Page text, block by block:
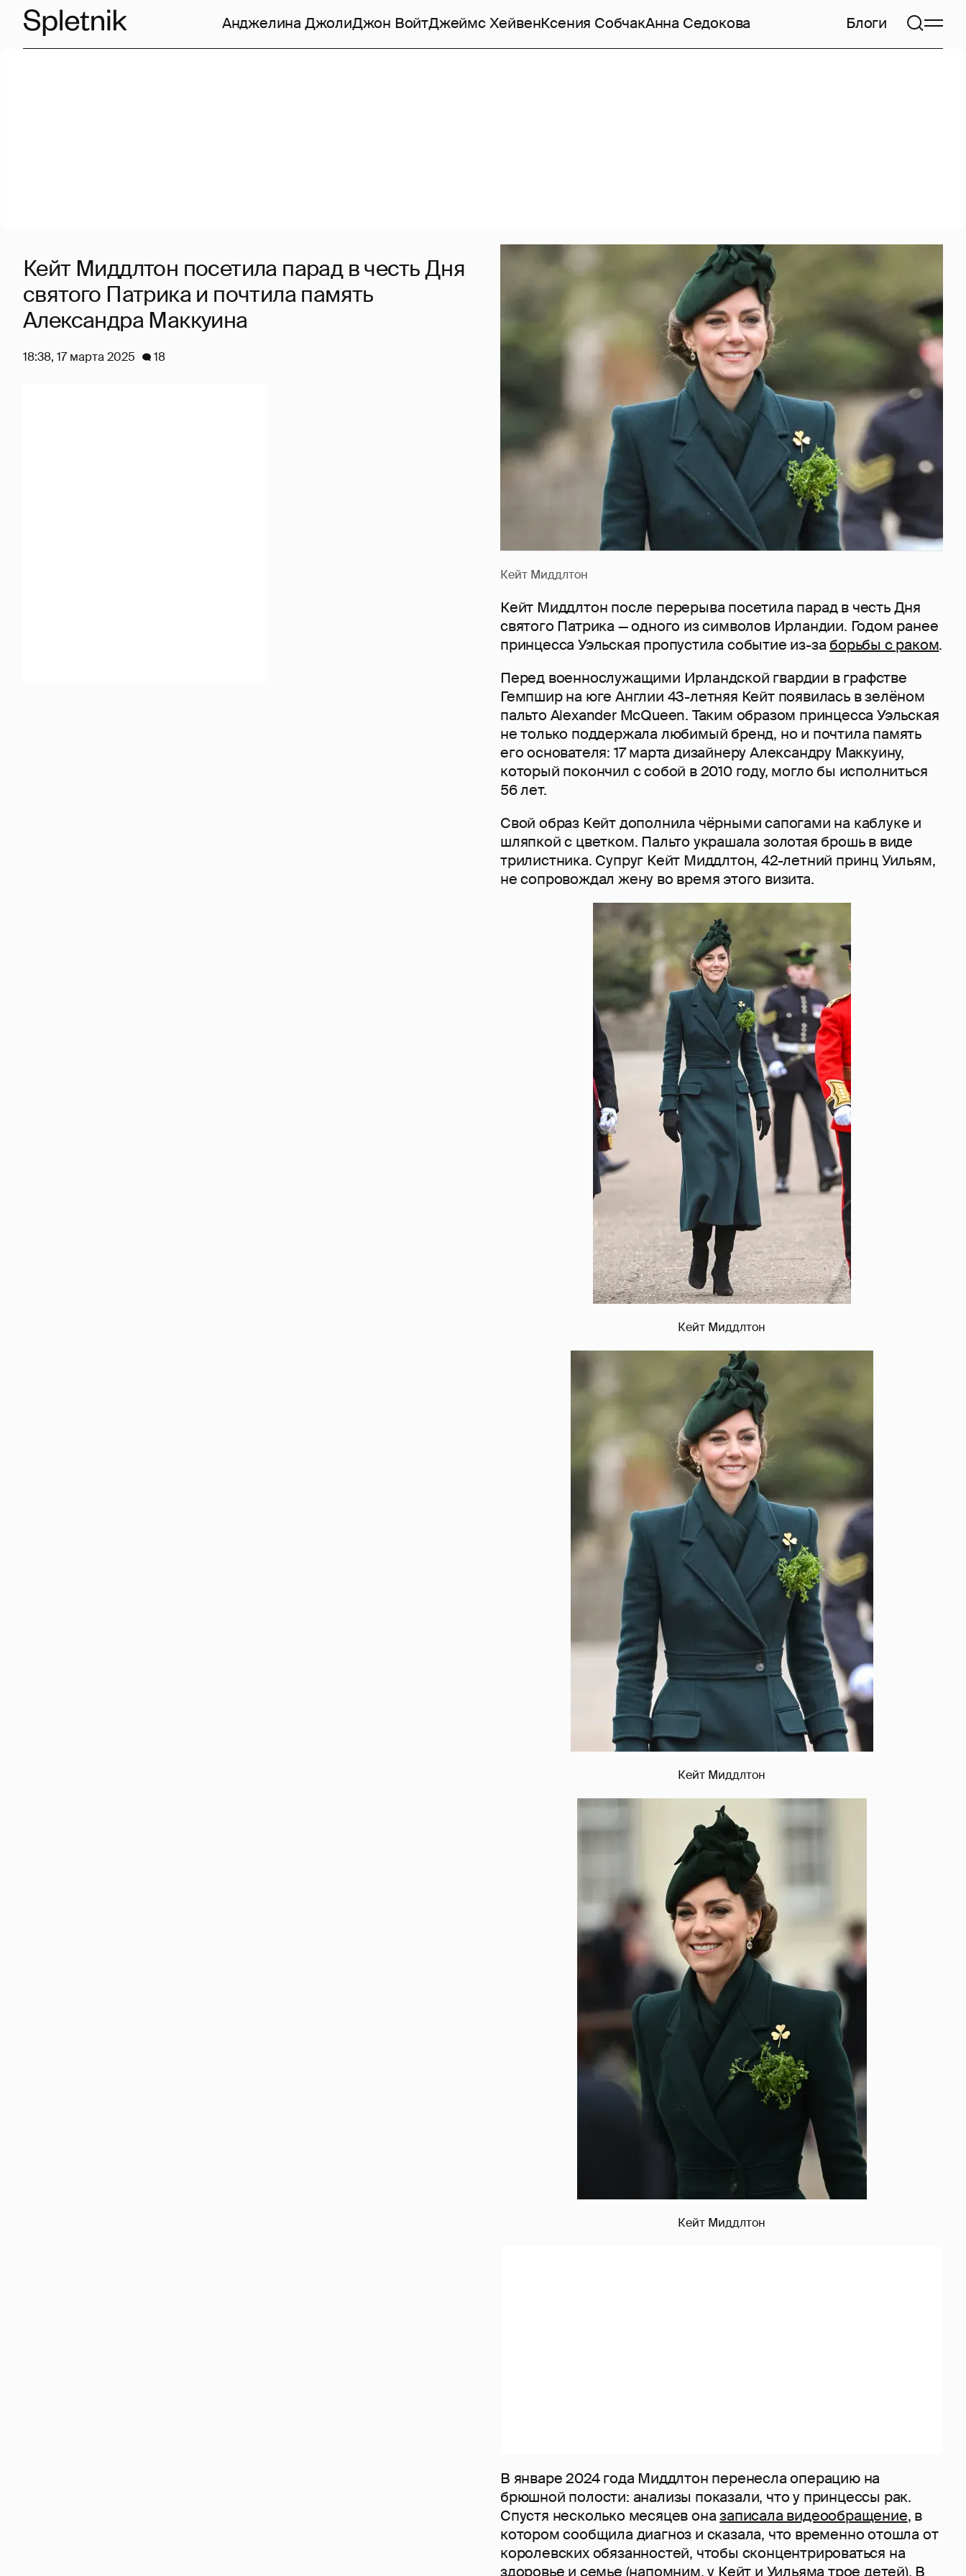
Анджелина ДжолиДжон ВойтДжеймс ХейвенКсения СобчакАнна Седокова Блоги
Кейт Миддлтон
Кейт Миддлтон после перерыва посетила парад в честь Дня
святого Патрика — одного из символов Ирландии. Годом ранее
принцесса Уэльская пропустила событие из-за борьбы с раком.
Перед военнослужащими Ирландской гвардии в графстве
Гемпшир на юге Англии 43-летняя Кейт появилась в зелёном
пальто Alexander McQueen. Таким образом принцесса Уэльская
не только поддержала любимый бренд, но и почтила память
его основателя: 17 марта дизайнеру Александру Маккуину,
который покончил с собой в 2010 году, могло бы исполниться
56 лет.
Свой образ Кейт дополнила чёрными сапогами на каблуке и
шляпкой с цветком. Пальто украшала золотая брошь в виде
трилистника. Супруг Кейт Миддлтон, 42-летний принц Уильям,
не сопровождал жену во время этого визита.
Кейт Миддлтон
Кейт Миддлтон
Кейт Миддлтон
В январе 2024 года Миддлтон перенесла операцию на
брюшной полости: анализы показали, что у принцессы рак.
Спустя несколько месяцев оназаписала видеообращение, в
котором сообщила диагноз и сказала, что временно отошла от
королевских обязанностей, чтобы сконцентрироваться на
здоровье и семье (напомним, у Кейт и Уильяма трое детей). В
Кейт Миддлтон посетила парад в честь Дня
святого Патрика и почтила память
Александра Маккуина
18:38, 17 марта 2025 18